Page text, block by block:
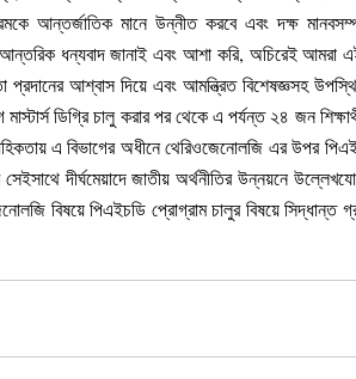
আন্তর্জাতিক মানে উন্নীত করবে এবং দক্ষ
ধন্যবাদ জানাই এবং আশা করি, অচিরেই আমরা
প্রদানের আশ্বাস দিয়ে এবং আমন্ত্রিত বিশেষজ্ঞসহ
ডিগ্রি চালু করার পর থেকে এ পর্যন্ত ২৪ জন
এ বিভাগের অধীনে থেরিওজেনোলজি এর উপর
দীর্ঘমেয়াদে জাতীয় অর্থনীতির উন্নয়নে
বিষয়ে পিএইচডি প্রোগ্রাম চালুর বিষয়ে সিদ্ধান্ত